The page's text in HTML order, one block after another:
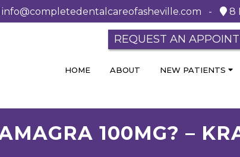
info@completedentalcareofasheville.com - 8
REQUEST AN
HOME ABOUT NEW PATIENTS
100MG? –